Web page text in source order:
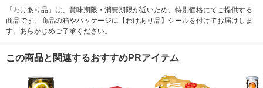
「わけあり品」は、賞味期限・消費期限が近いため、特別価格にてご提供する
商品です。商品の箱やパッケージに【わけあり品】シールを付けてお届けしま
す。あらかじめご了承ください。
この商品と関連するおすすめPRアイテム